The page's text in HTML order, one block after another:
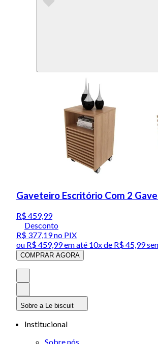
Gaveteiro Escritório Com 2
R$ 459,99
Desconto
R$ 377,19no PIX
ou R$ 459,99em até 10x de R$ 45,99
COMPRAR AGORA
Sobre a Le biscuit
Institucional
Sobre nós